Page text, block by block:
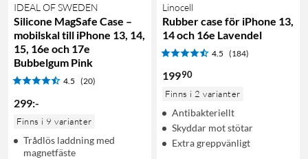
IDEAL OF SWEDEN
Silicone MagSafe Case –
mobilskal till iPhone 13, 14,
15, 16e och 17e
Bubbelgum Pink
4.5 (20)
299:-
Finns i 9 varianter
Trådlös laddning med
magnetfäste
Linocell
Rubber case för iPhone 13,
14 och 16e Lavendel
4.5 (184)
19990
Finns i 2 varianter
Antibakteriellt
Skyddar mot stötar
Extra greppvänligt